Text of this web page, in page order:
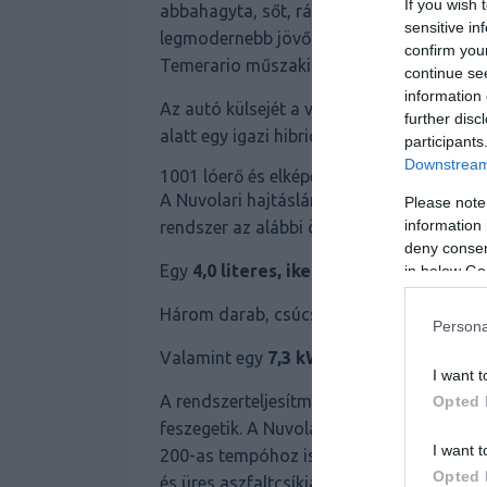
If you wish
sensitive
confirm
continue
information
further
Please
information
deny
in below
I want
Opted
I want
Opted
abbahagyta, sőt, rátesz egy hatalmas
legmodernebb jövőt idézi, ugyanis az
Temerario műszaki alapjaihoz nyúlt.
Az autó külsejét a végtelenül letisztult,
alatt egy igazi hibrid fenevad lakik.
1001 lóerő és elképesztő számok
A Nuvolari hajtáslánca nem ismer
rendszer az alábbi összetevőkből áll
Egy 4,0 literes, ikerturbós V8-as
Három darab, csúcstechnológiát
Valamint egy 7,3 kWh-s
A rendszerteljesítmény kerek 1001 lóerő
feszegetik. A Nuvolari mindössze
200-as tempóhoz is alig
4,2
és üres aszfaltcsíkja, a száguldás